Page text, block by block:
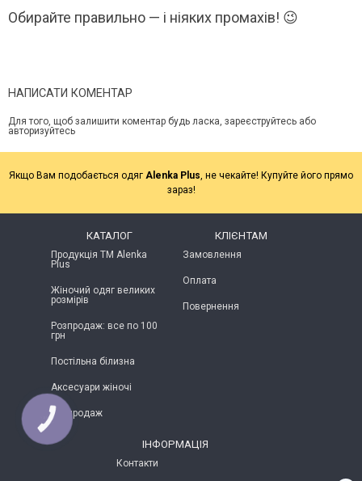
Обирайте правильно — і ніяких промахів! 😉
НАПИСАТИ КОМЕНТАР
Для того, щоб залишити коментар будь ласка, зареєструйтесь або
авторизуйтесь
Якщо Вам подобається одяг Alenka Plus, не чекайте! Купуйте його прямо
зараз!
КАТАЛОГ
Продукція ТМ Alenka
Plus
Жіночий одяг великих
розмірів
Розпродаж: все по 100
грн
Постільна білизна
Аксесуари жіночі
Розпродаж
КЛІЄНТАМ
Замовлення
Оплата
Повернення
ІНФОРМАЦІЯ
Контакти
КНОПКА
ЗВ'ЯЗКУ